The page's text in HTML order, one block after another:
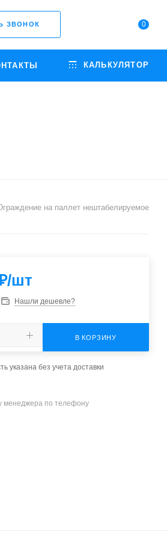
ЗВОНОК 0
КАЛЬКУЛЯТОР
на паллет нештабелируемое
/шт
Нашли дешевле?
В КОРЗИНУ
указана без учета доставки
менеджера по телефону